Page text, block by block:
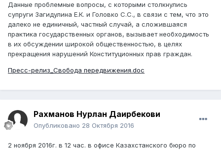
Данные проблемные вопросы, с которыми столкнулись
супруги Загидулина Е.К. и Головко С.С., в связи с тем, что это
далеко не единичный, частный случай, а сложившаяся
практика государственных органов, вызывает необходимость
в их обсуждении широкой общественностью, в целях
прекращения нарушений Конституционных прав граждан.
Пресс-релиз_Свобода передвижения.doc
Рахманов Нурлан Даирбекови
Опубликовано 28 Октября 2016
2 ноября 2016г. в 12 час. в офисе Казахстанского бюро по